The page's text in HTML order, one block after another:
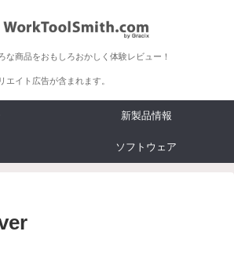
な商品をおもしろおかしく体験レビュー！
エイト広告が含まれます。
新製品情報
ソフトウェア